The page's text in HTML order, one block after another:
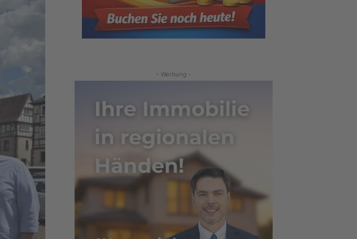
- Werbung -